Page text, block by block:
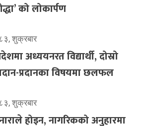
को लोकार्पण
शुक्रबार
अध्ययनरत विद्यार्थी, दोस्रो
प्रदानका विषयमा छलफल
शुक्रबार
होइन, नागरिकको अनुहारमा